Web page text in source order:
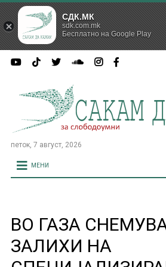
петок, 7 август, 2026
МЕНИ
ВО ГАЗА
ЗАЛИХИ НА
СДК.МК
sdk.com.mk
Бесплатно на Google Play